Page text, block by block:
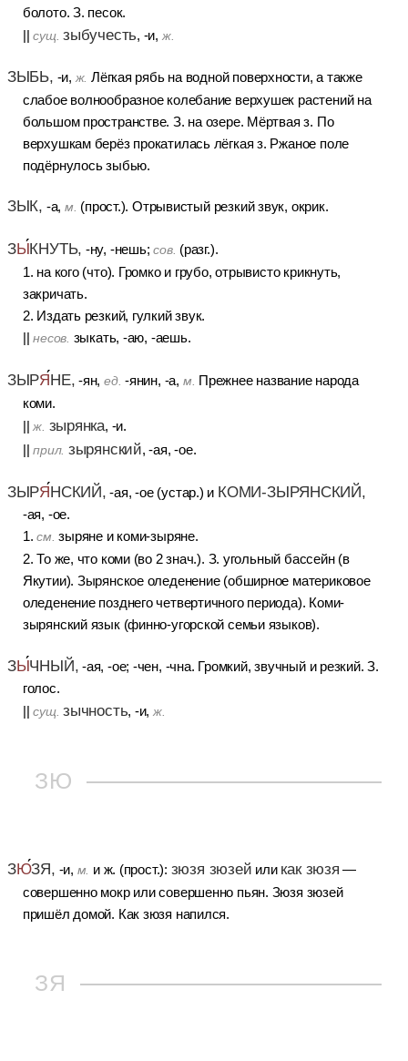
болото. З. песок.
||сущ. зыбучесть, -и, ж.
ЗЫБЬ, -и, ж. Лёгкая рябь на водной поверхности, а также
слабое волнообразное колебание верхушек растений на
большом пространстве. З. на озере. Мёртвая з. По
верхушкам берёз прокатилась лёгкая з. Ржаное поле
подёрнулось зыбью.
ЗЫК, -а, м. (прост.). Отрывистый резкий звук, окрик.
ЗЫКНУТЬ, -ну, -нешь;сов. (разг.).
1. на кого (что). Громко и грубо, отрывисто крикнуть,
закричать.
2. Издать резкий, гулкий звук.
||несов. зыкать, -аю, -аешь.
ЗЫРЯНЕ, -ян,ед. -янин, -а, м. Прежнее название народа
коми.
||ж. зырянка, -и.
||прил. зырянский, -ая, -ое.
ЗЫРЯНСКИЙ, -ая, -ое (устар.) и КОМИ-ЗЫРЯНСКИЙ,
-ая, -ое.
1.см. зыряне и коми-зыряне.
2. То же, что коми (во 2 знач.). З. угольный бассейн (в
Якутии). Зырянское оледенение (обширное материковое
оледенение позднего четвертичного периода). Коми-
зырянский язык (финно-угорской семьи языков).
ЗЫЧНЫЙ, -ая, -ое; -чен, -чна. Громкий, звучный и резкий. З.
голос.
||сущ. зычность, -и,ж.
ЗЮ
ЗЮЗЯ, -и, м. и ж. (прост.): зюзя зюзей или как зюзя —
совершенно мокр или совершенно пьян. Зюзя зюзей
пришёл домой. Как зюзя напился.
ЗЯ